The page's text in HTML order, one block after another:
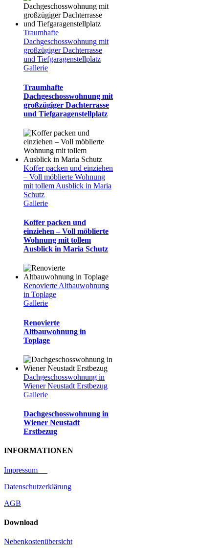
Traumhafte
Dachgeschosswohnung mit
großzügiger Dachterrasse
und Tiefgaragenstellplatz
Gallerie
Traumhafte
Dachgeschosswohnung mit
großzügiger Dachterrasse
und Tiefgaragenstellplatz
Koffer packen und einziehen
– Voll möblierte Wohnung
mit tollem Ausblick in Maria
Schutz
Gallerie
Koffer packen und
einziehen – Voll möblierte
Wohnung mit tollem
Ausblick in Maria Schutz
Renovierte Altbauwohnung
in Toplage
Gallerie
Renovierte
Altbauwohnung in
Toplage
Dachgeschosswohnung in
Wiener Neustadt Erstbezug
Gallerie
Dachgeschosswohnung in
Wiener Neustadt
Erstbezug
INFORMATIONEN
Impressum
Datenschutzerklärung
AGB
Download
Nebenkostenübersicht